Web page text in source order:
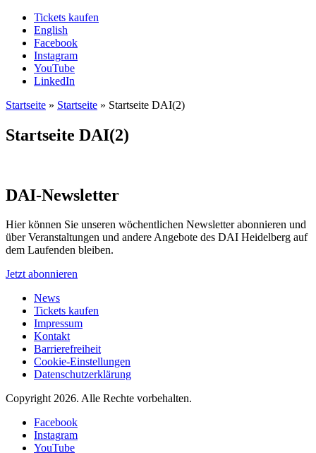
Tickets kaufen
English
Facebook
Instagram
YouTube
LinkedIn
Startseite » Startseite » Startseite DAI(2)
Startseite DAI(2)
DAI-Newsletter
Hier können Sie unseren wöchentlichen Newsletter abonnieren und
über Veranstaltungen und andere Angebote des DAI Heidelberg auf
dem Laufenden bleiben.
Jetzt abonnieren
News
Tickets kaufen
Impressum
Kontakt
Barrierefreiheit
Cookie-Einstellungen
Datenschutzerklärung
Copyright 2026. Alle Rechte vorbehalten.
Facebook
Instagram
YouTube